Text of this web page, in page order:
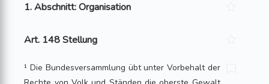
1. Abschnitt: Organisation
Art. 148 Stellung
¹ Die Bundesversammlung übt unter Vorbehalt der